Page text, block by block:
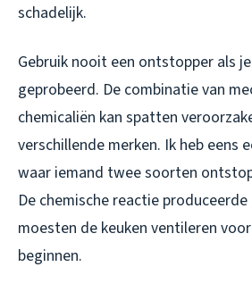
schadelijk.
Gebruik nooit een ontstopper als
geprobeerd. De combinatie van
chemicaliën kan spatten
verschillende merken. Ik heb eens
waar iemand twee soorten
De chemische reactie
moesten de keuken ventileren
beginnen.